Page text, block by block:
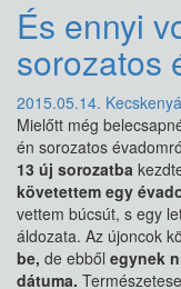
És ennyi
sorozatos
2015.05.14.
Mielőtt még
én sorozatos
13 új sorozatba
követettem egy
vettem búcsút, s egy
áldozata. Az újoncok
be, de ebből egynek
dátuma.